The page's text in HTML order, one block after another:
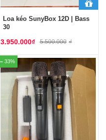
Loa kéo SunyBox 12D | Bass
30
5.500.000 ₫
3.950.000₫
33%